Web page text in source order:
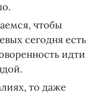
чтобы
сегодня есть
идти
то даже